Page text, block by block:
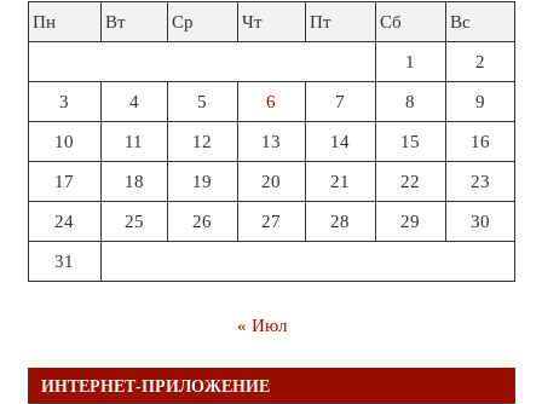
Пн
Вт Ср Чт Пт Сб Вс
1 2
3 4 5 6 7 8 9
10 11 12 13 14 15 16
17 18 19 20 21 22 23
24 25 26 27 28 29 30
31
« Июл
ИНТЕРНЕТ-ПРИЛОЖЕНИЕ